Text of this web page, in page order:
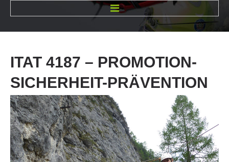
ITAT 4187 – PROMOTION-
SICHERHEIT-PRÄVENTION